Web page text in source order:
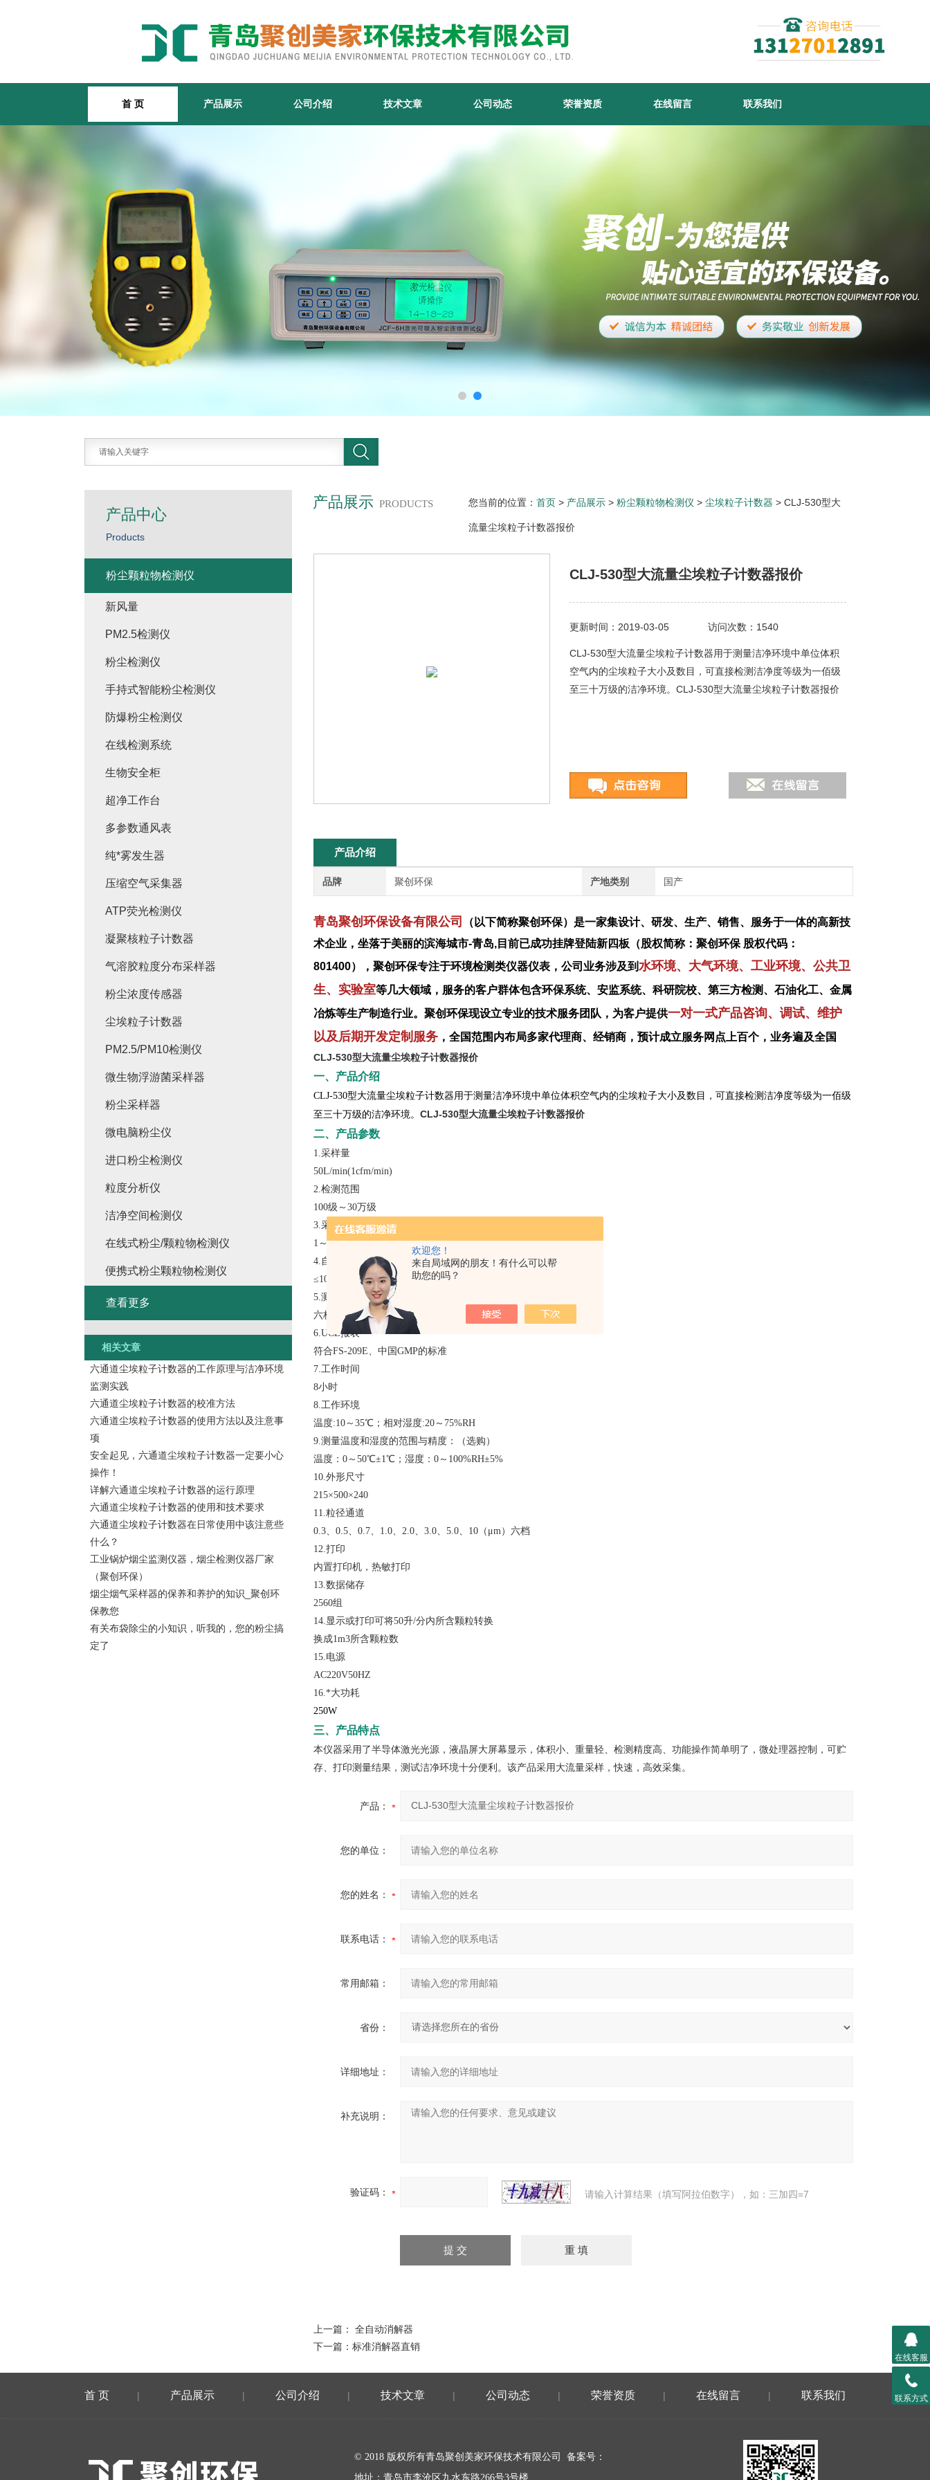
欢迎您！
来自局域网的朋友！有什么可以帮
助您的吗？
首 页 产品展示 公司介绍 技术文章 公司动态 荣誉资质 在线留言 联系我们
产品展示 PRODUCTS 您当前的位置： 首页 > 产品展示 > 粉尘颗粒物检测仪 > 尘埃粒子计数器 > CLJ-530型大
流量尘埃粒子计数器报价
CLJ-530型大流量尘埃粒子计数器报价
更新时间：2019-03-05 访问次数：1540
CLJ-530型大流量尘埃粒子计数器用于测量洁净环境中单位体积
空气内的尘埃粒子大小及数目，可直接检测洁净度等级为一佰级
至三十万级的洁净环境。CLJ-530型大流量尘埃粒子计数器报价
产品介绍
品牌 聚创环保 产地类别 国产
青岛聚创环保设备有限公司
（以下简称聚创环保）是一家集设计、研发、生产、销售、服务于一体的高新技
术企业，坐落于美丽的滨海城市-青岛,目前已成功挂牌登陆新四板（股权简称：聚创环保 股权代码：
801400），聚创环保专注于环境检测类仪器仪表，公司业务涉及到水环境、大气环境、工业环境、公共卫
生、实验室等几大领域，服务的客户群体包含环保系统、安监系统、科研院校、第三方检测、石油化工、金属
冶炼等生产制造行业。聚创环保现设立专业的技术服务团队，为客户提供一对一式产品咨询、调试、维护
以及后期开发定制服务 ，全国范围内布局多家代理商、经销商，预计成立服务网点上百个，业务遍及全国
CLJ-530型大流量尘埃粒子计数器报价
一、产品介绍
CLJ-530型大流量尘埃粒子计数器用于测量洁净环境中单位体积空气内的尘埃粒子大小及数目，可直接检测洁净度等级为一佰级
至三十万级的洁净环境。 CLJ-530型大流量尘埃粒子计数器报价
二、产品参数
1.采样量
50L/min(1cfm/min)
2.检测范围
100级～30万级
3.采样周期
1～59分59秒（5L-3000L0）
4.自净时间
≤10(min)
5.测量方式
六档同时显示
6.UCL报表
符合FS-209E、中国GMP的标准
7.工作时间
8小时
8.工作环境
温度:10～35℃；相对湿度:20～75%RH
9.测量温度和湿度的范围与精度：（选购）
温度：0～50℃±1℃；湿度：0～100%RH±5%
10.外形尺寸
215×500×240
11.粒径通道
0.3、0.5、0.7、1.0、2.0、3.0、5.0、10（μm）六档
12.打印
内置打印机，热敏打印
13.数据储存
2560组
14.显示或打印可将50升/分内所含颗粒转换
换成1m3所含颗粒数
15.电源
AC220V50HZ
16.*大功耗
250W
三、产品特点
本仪器采用了半导体激光光源，液晶屏大屏幕显示，体积小、重量轻、检测精度高、功能操作简单明了，微处理器控制，可贮
存、打印测量结果，测试洁净环境十分便利。该产品采用大流量采样，快速，高效采集。
产品：
您的单位：
您的姓名：
联系电话：
常用邮箱：
省份：
详细地址：
补充说明：
验证码： 请输入计算结果（填写阿拉伯数字），如：三加四=7
上一篇： 全自动消解器
下一篇： 标准消解器直销
产品中心
Products
粉尘颗粒物检测仪
新风量
PM2.5检测仪
粉尘检测仪
手持式智能粉尘检测仪
防爆粉尘检测仪
在线检测系统
生物安全柜
超净工作台
多参数通风表
纯*雾发生器
压缩空气采集器
ATP荧光检测仪
凝聚核粒子计数器
气溶胶粒度分布采样器
粉尘浓度传感器
尘埃粒子计数器
PM2.5/PM10检测仪
微生物浮游菌采样器
粉尘采样器
微电脑粉尘仪
进口粉尘检测仪
粒度分析仪
洁净空间检测仪
在线式粉尘/颗粒物检测仪
便携式粉尘颗粒物检测仪
查看更多
相关文章
六通道尘埃粒子计数器的工作原理与洁净环境
监测实践
六通道尘埃粒子计数器的校准方法
六通道尘埃粒子计数器的使用方法以及注意事
项
安全起见，六通道尘埃粒子计数器一定要小心
操作！
详解六通道尘埃粒子计数器的运行原理
六通道尘埃粒子计数器的使用和技术要求
六通道尘埃粒子计数器在日常使用中该注意些
什么？
工业锅炉烟尘监测仪器，烟尘检测仪器厂家
（聚创环保）
烟尘烟气采样器的保养和养护的知识_聚创环
保教您
有关布袋除尘的小知识，听我的，您的粉尘搞
定了
首 页 | 产品展示 | 公司介绍 | 技术文章 | 公司动态 | 荣誉资质 | 在线留言 | 联系我们
© 2018 版权所有青岛聚创美家环保技术有限公司 备案号：
地址：青岛市李沧区九水东路266号3号楼
在线客服
联系方式